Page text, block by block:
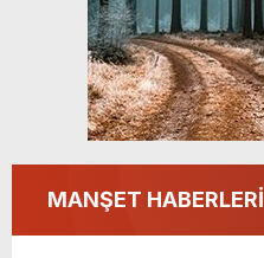
MANŞET HABERLERİ